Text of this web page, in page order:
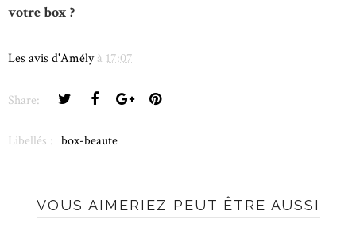
votre box ?
Les avis d'Amély à 17:07
Share:
Libellés : box-beaute
VOUS AIMERIEZ PEUT ÊTRE AUSSI